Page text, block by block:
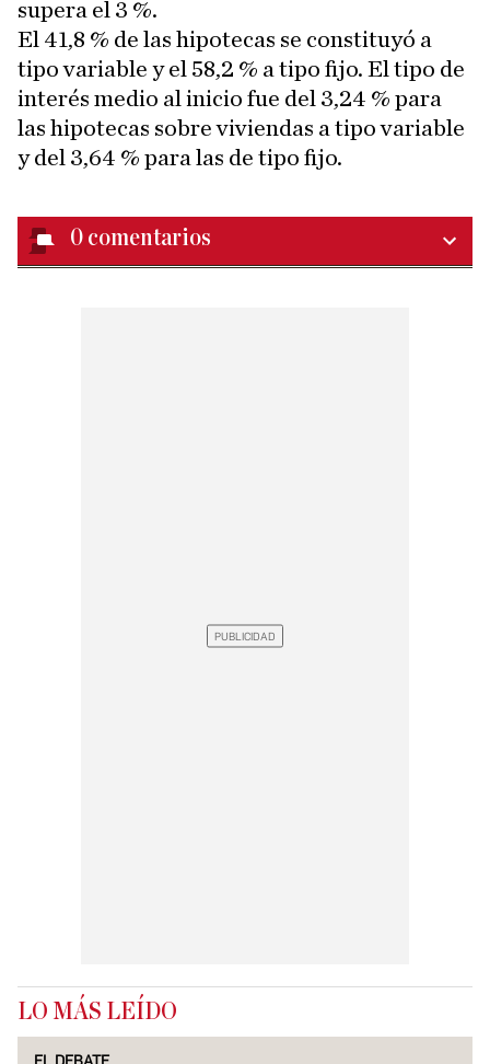
supera el 3 %.
El 41,8 % de las hipotecas se constituyó a
tipo variable y el 58,2 % a tipo fijo. El tipo de
interés medio al inicio fue del 3,24 % para
las hipotecas sobre viviendas a tipo variable
y del 3,64 % para las de tipo fijo.
0 comentarios
LO MÁS LEÍDO